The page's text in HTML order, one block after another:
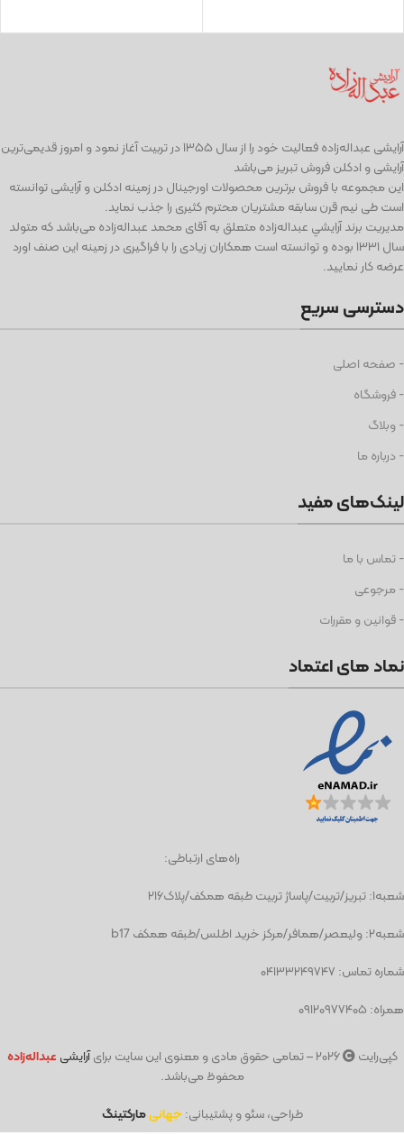
آرايشی عبداله‌زاده فعاليت خود را از سال ۱۳۵۵ در تربیت آغاز نمود و امروز قدیمی‌ترین
آرایشی و ادكلن فروش تبریز می‌باشد
این مجموعه با فروش برترین محصولات اورجینال در زمینه ادكلن و آرایشی توانسته
است طی نيم قرن سابقه مشتریان محترم كثیری را جذب نمايد.
مديريت برند آرايشي عبداله‌زاده متعلق به آقای محمد عبداله‌زاده می‌باشد كه متولد
سال ١٣٣١ بوده و توانسته است همكاران زيادی را با فراگيری در زمينه اين صنف اورد
عرضه كار نماييد.
دسترسی سریع
- صفحه اصلی
- فروشگاه
- وبلاگ
- درباره ما
لینک‌های مفید
- تماس با ما
- مرجوعی
- قوانین و مقررات
نماد های اعتماد
راه‌های ارتباطی:
شعبه١: تبریز/تربیت/پاساژ تربیت طبقه همکف/پلاک۲۱۶
شعبه٢: ولیعصر/همافر/مرکز خرید اطلس/طبقه همکف b17
شماره تماس: ۰۴۱۳۳۲۴۹۷۴۷
همراه: ۰۹۱۲۰۹۷۷۴۰۵
کپی‌رایت ۲۰۲۶ – تمامی حقوق مادی و معنوی این سایت برای آرایشی عبداله‌زاده
محفوظ می‌باشد.
طراحی، سئو و پشتیبانی:جهانیمارکتینگ